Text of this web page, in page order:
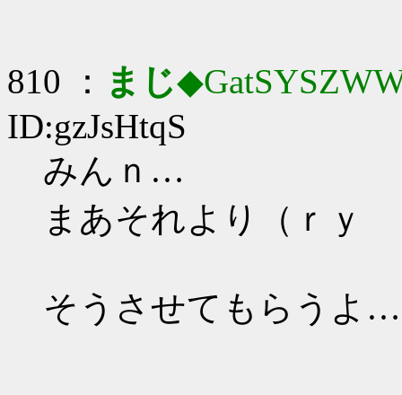
810 ： まじ
ID:gzJsHtqS
みんｎ…
まあそれより（ｒｙ
そうさせてもらうよ…